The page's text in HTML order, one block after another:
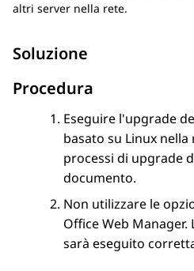
altri server nella rete.
Soluzione
Procedura
Eseguire l'upgrade
basato su Linux
processi di upgrade
documento.
Non utilizzare le
Office Web Manager.
sarà eseguito